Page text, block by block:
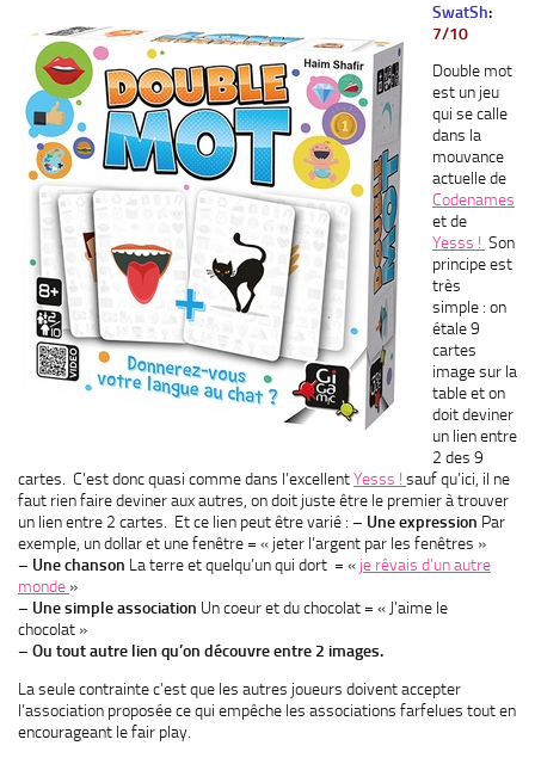
SwatSh:
7/10
Double mot
est un jeu
qui se calle
dans la
mouvance
actuelle de
Codenames
et de
Yesss ! Son
principe est
très
simple : on
étale 9
cartes
image sur la
table et on
doit deviner
un lien entre
2 des 9
cartes. C’est donc quasi comme dans l’excellentYesss !sauf qu’ici, il ne
faut rien faire deviner aux autres, on doit juste être le premier à trouver
un lien entre 2 cartes. Et ce lien peut être varié : – Une expression Par
exemple, un dollar et une fenêtre = « jeter l’argent par les fenêtres »
– Une chanson La terre et quelqu’un qui dort = « je rêvais d’un autre
monde »
– Une simple association Un coeur et du chocolat = « J’aime le
chocolat »
– Ou tout autre lien qu’on découvre entre 2 images.
La seule contrainte c’est que les autres joueurs doivent accepter
l’association proposée ce qui empêche les associations farfelues tout en
encourageant le fair play.